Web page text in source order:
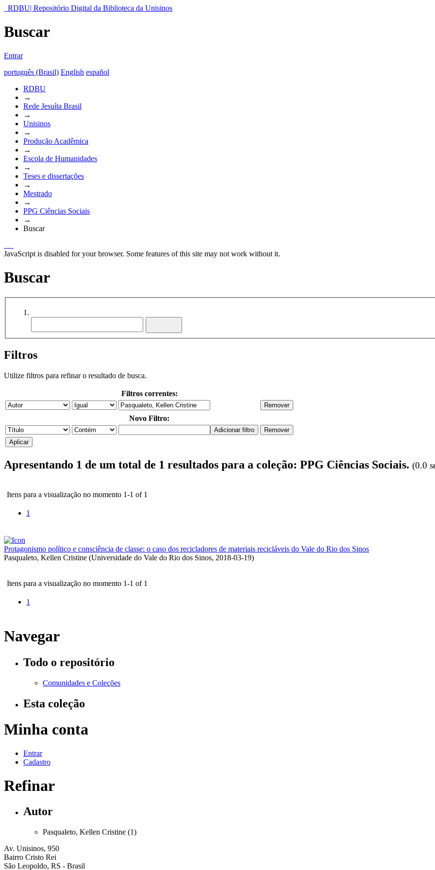
RDBU| Repositório Digital da Biblioteca da Unisinos
Buscar
Entrar
português (Brasil) English español
RDBU
→
Rede Jesuíta Brasil
→
Unisinos
→
Produção Acadêmica
→
Escola de Humanidades
→
Teses e dissertações
→
Mestrado
→
PPG Ciências Sociais
→
Buscar
JavaScript is disabled for your browser. Some features of this site may not work without it.
Buscar
Filtros
Utilize filtros para refinar o resultado de busca.
Filtros correntes:
Novo Filtro:
Apresentando 1 de um total de 1 resultados para a coleção: PPG Ciências Sociais. (0.0
Itens para a visualização no momento 1-1 of 1
1
Protagonismo político e consciência de classe: o caso dos recicladores de materiais recicláveis do Vale do Rio dos Sinos
Pasqualeto, Kellen Cristine (Universidade do Vale do Rio dos Sinos, 2018-03-19)
Itens para a visualização no momento 1-1 of 1
1
Navegar
Todo o repositório
Comunidades e Coleções
Esta coleção
Minha conta
Entrar
Cadastro
Refinar
Autor
Pasqualeto, Kellen Cristine (1)
Av. Unisinos, 950
Bairro Cristo Rei
São Leopoldo, RS - Brasil